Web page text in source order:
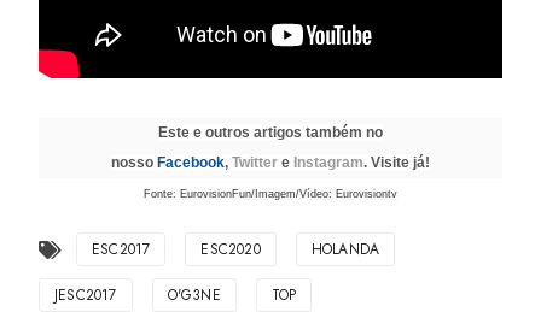
Este e outros artigos também no
nosso Facebook, Twitter e Instagram. Visite já!
Fonte: EurovisionFun/Imagem/Vídeo: Eurovisiontv
ESC2017 ESC2020 HOLANDA
JESC2017 O'G3NE TOP